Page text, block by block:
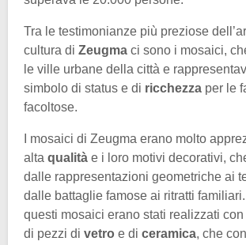
Tra le testimonianze più preziose
cultura di Zeugma ci sono i mosaici,
le ville urbane della città e
simbolo di status e di ricchezza per le
facoltose.
I mosaici di Zeugma erano molto
alta qualità e i loro motivi decorativi,
dalle rappresentazioni geometriche ai
dalle battaglie famose ai ritratti
questi mosaici erano stati realizzati con
di pezzi di vetro e di ceramica, che